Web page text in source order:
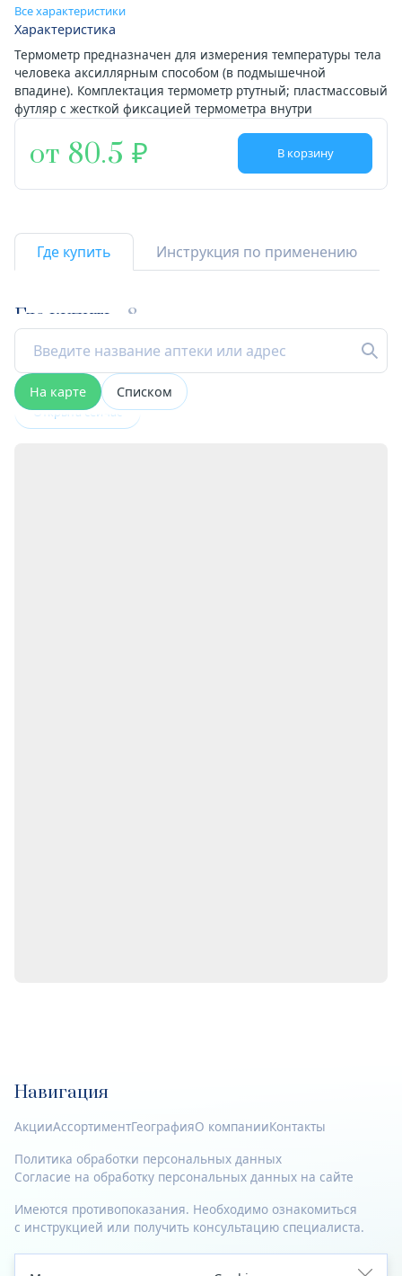
Все характеристики
Характеристика
Термометр предназначен для измерения температуры тела
человека аксиллярным способом (в подмышечной
впадине). Комплектация термометр ртутный; пластмассовый
футляр с жесткой фиксацией термометра внутри
от 80.5 В корзину
Где купить Инструкция по применению
Где купить 8
На карте Списком
Открыта сейчас
Навигация
АкцииАссортиментГеографияО компанииКонтакты
Политика обработки персональных данных
Согласие на обработку персональных данных на сайте
Имеются противопоказания. Необходимо ознакомиться
с инструкцией или получить консультацию специалиста.
© 2023—2026 Все права защищены.